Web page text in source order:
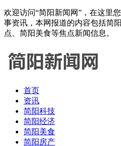
欢迎访问“简阳新闻网”，在这里
事资讯，本网报道的内容包括简
点、简阳美食等焦点新闻信息。
首页
资讯
简阳科技
简阳经济
简阳美食
简阳房产